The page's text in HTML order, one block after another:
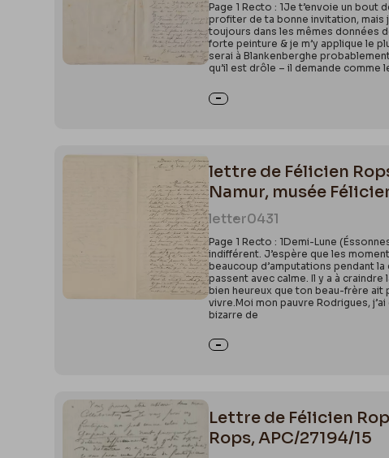
Page 1 Recto : 1Je t’envoie un
profiter de ta bonne invitation, mais
toujours dans les mêmes données
forte peinture & je m’y applique le
serai à Blankenberghe
qu’il est drôle – il demande comme
lettre de Félicien
Namur, musée
letter0431
Page 1 Recto : 1Demi-Lune
indifférent. J’espère que les
beaucoup d’amputations pendant
passent avec calme. Il y a à
bien heureux que ton beau-frère ait
vivre.Moi mon pauvre Rodrigues,
bizarre de
Lettre de Félicien
Rops, APC/27194/15